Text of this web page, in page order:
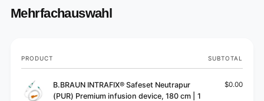
Mehrfachauswahl
Your
cart
PRODUCT SUBTOTAL
B.BRAUN INTRAFIX® Safeset Neutrapur
(PUR) Premium infusion device, 180 cm | 1
$0.00